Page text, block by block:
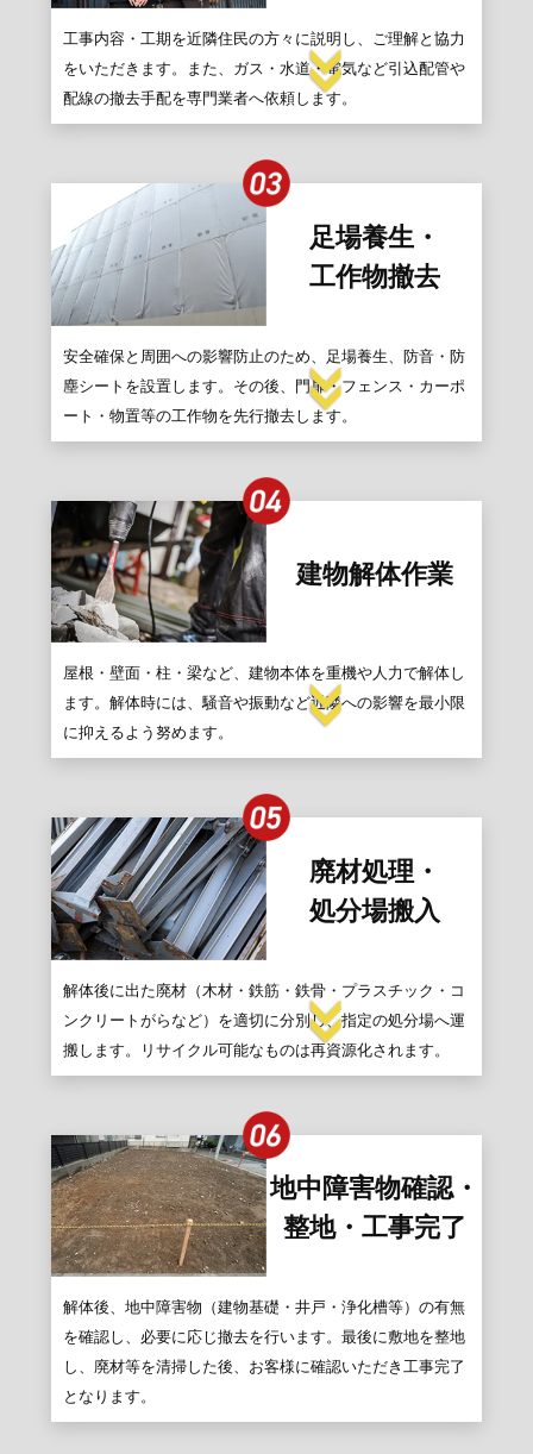
工事内容・工期を近隣住民の方々に説明し、ご理解と協力
をいただきます。また、ガス・水道・電気など引込配管や
配線の撤去手配を専門業者へ依頼します。
足場養生・
工作物撤去
安全確保と周囲への影響防止のため、足場養生、防音・防
塵シートを設置します。その後、門扉・フェンス・カーポ
ート・物置等の工作物を先行撤去します。
建物解体作業
屋根・壁面・柱・梁など、建物本体を重機や人力で解体し
ます。解体時には、騒音や振動など近隣への影響を最小限
に抑えるよう努めます。
廃材処理・
処分場搬入
解体後に出た廃材（木材・鉄筋・鉄骨・プラスチック・コ
ンクリートがらなど）を適切に分別し、指定の処分場へ運
搬します。リサイクル可能なものは再資源化されます。
地中障害物確認・
整地・工事完了
解体後、地中障害物（建物基礎・井戸・浄化槽等）の有無
を確認し、必要に応じ撤去を行います。最後に敷地を整地
し、廃材等を清掃した後、お客様に確認いただき工事完了
となります。